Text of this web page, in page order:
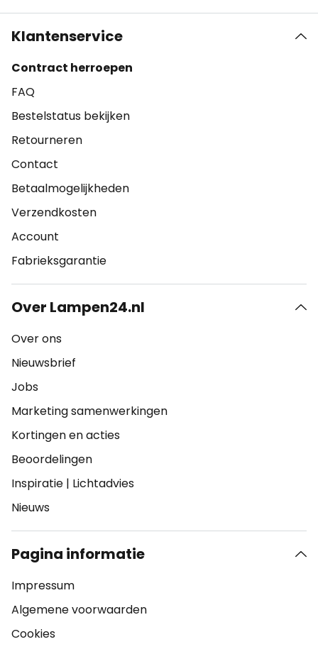
Klantenservice
Contract herroepen
FAQ
Bestelstatus bekijken
Retourneren
Contact
Betaalmogelijkheden
Verzendkosten
Account
Fabrieksgarantie
Over Lampen24.nl
Over ons
Nieuwsbrief
Jobs
Marketing samenwerkingen
Kortingen en acties
Beoordelingen
Inspiratie | Lichtadvies
Nieuws
Pagina informatie
Impressum
Algemene voorwaarden
Cookies